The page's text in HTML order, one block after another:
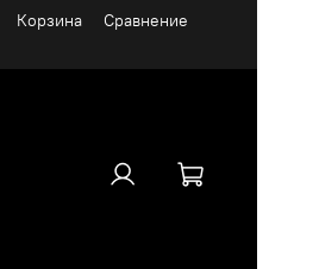
Корзина Сравнение